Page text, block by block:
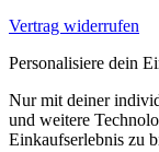
Vertrag widerrufen
Personalisiere dein
Nur mit deiner
und weitere
Einkaufserlebnis zu